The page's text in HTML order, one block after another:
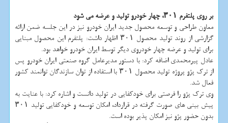
بر روی پلتفرم ۳۰۱، چهار خودرو تولید و عرضه می شود
معاون طراحی و توسعه محصول جدید ایران خودرو نیز در این جلسه ضمن ارائه
گزارشی از روند تولید محصول ۳۰۱ اظهار داشت: پلتفرم این محصول مبنایی
برای تولید و عرضه چهار خودروی دیگر توسط ایران خودرو خواهد بود.
عادل پیرمحمدی اضافه كرد: با دستور مدیرعامل گروه صنعتی ایران خودرو پس
از ترك پژو پروژه تولید محصول ۳۰۱ با استفاده از توان سازندگان توانمند كشور
فعال شد.
وی ترك پژو را فرصتی برای خودكفایی در تولید دانست و اشاره كرد: با عنایت به
پیش بینی های صورت گرفته در قرارداد، امكان توسعه و خودكفایی تولید ۳۰۱
بدون حضور پژو نیز امكان پذیر بوده است.